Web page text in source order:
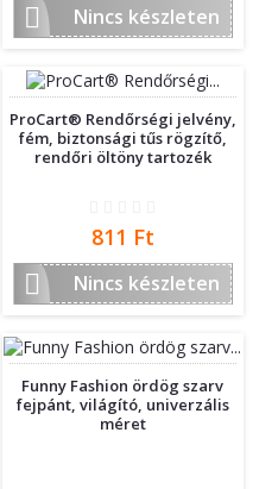
 Nincs készleten
ProCart® Rendőrségi jelvény,
fém, biztonsági tűs rögzítő,
rendőri öltöny tartozék
Ár
811 Ft
 Nincs készleten
Funny Fashion ördög szarv
fejpánt, világító, univerzális
méret